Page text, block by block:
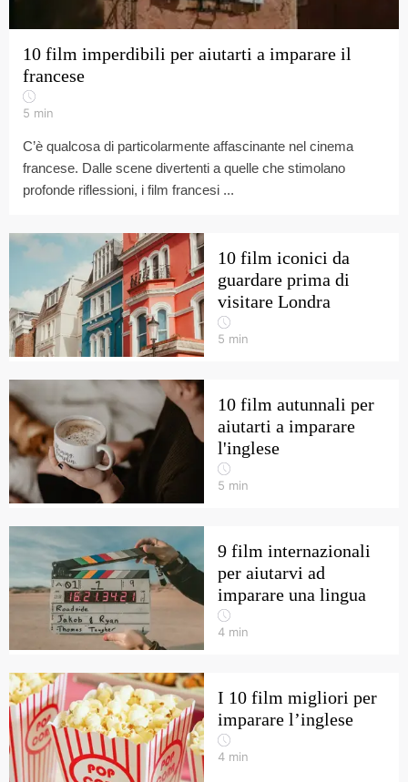
10 film imperdibili per aiutarti a imparare il
francese
5 min
C’è qualcosa di particolarmente affascinante nel cinema
francese. Dalle scene divertenti a quelle che stimolano
profonde riflessioni, i film francesi ...
10 film iconici da
guardare prima di
visitare Londra
5 min
10 film autunnali per
aiutarti a imparare
l'inglese
5 min
9 film internazionali
per aiutarvi ad
imparare una lingua
4 min
I 10 film migliori per
imparare l’inglese
4 min